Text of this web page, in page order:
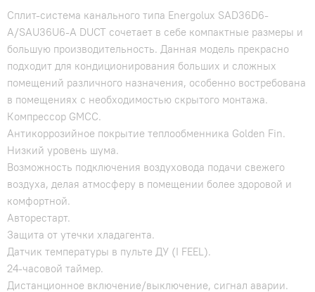
Сплит-система канального типа Energolux SAD36D6-
A/SAU36U6-A DUCT сочетает в себе компактные размеры и
большую производительность. Данная модель прекрасно
подходит для кондиционирования больших и сложных
помещений различного назначения, особенно востребована
в помещениях с необходимостью скрытого монтажа.
Компрессор GMCC.
Антикоррозийное покрытие теплообменника Golden Fin.
Низкий уровень шума.
Возможность подключения воздуховода подачи свежего
воздуха, делая атмосферу в помещении более здоровой и
комфортной.
Авторестарт.
Защита от утечки хладагента.
Датчик температуры в пульте ДУ (I FEEL).
24-часовой таймер.
Дистанционное включение/выключение, сигнал аварии.